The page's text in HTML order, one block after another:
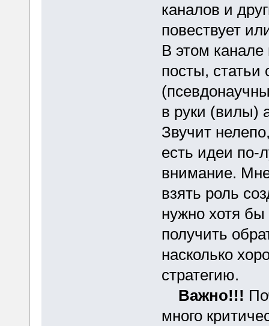
каналов и
повествует
В этом канале
посты,
в руки (вилы)
Звучит
есть идеи по-
внимание.
взять роль
нужно хотя бы
получить
насколько
стратегию.
Важно!!!
много